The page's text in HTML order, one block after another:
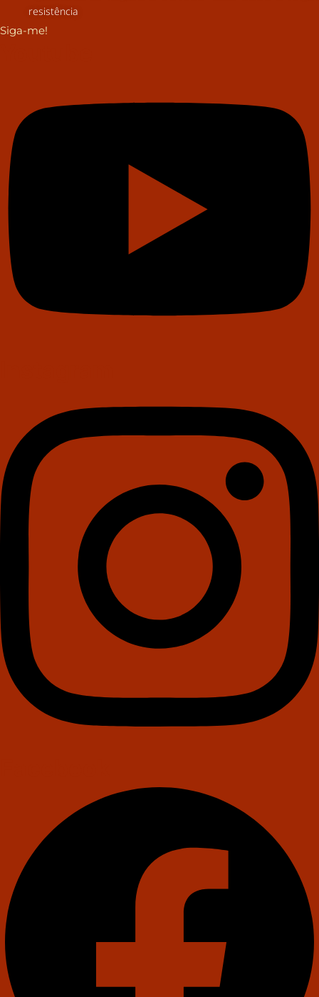
resistência
Siga-me!